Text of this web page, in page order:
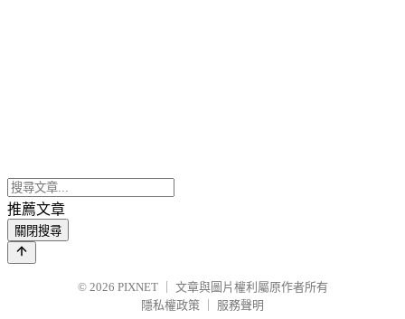
推薦文章
關閉搜尋
© 2026 PIXNET
文章與圖片權利屬原作者所有
隱私權政策
服務聲明